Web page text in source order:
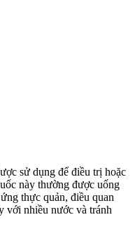
sử dụng để điều trị hoặc
này thường được uống
thực quản, điều quan
với nhiều nước và tránh